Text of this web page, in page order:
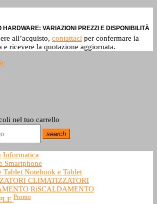
VARIAZIONI PREZZI E DISPONIBILITÀ
all’acquisto, contattaci per confermare la
e ricevere la quotazione aggiornata.
nel tuo carrello
search
Informatica
Smartphone
Notebook e Tablet
CLIMATIZZATORI
RiSCALDAMENTO
Promo